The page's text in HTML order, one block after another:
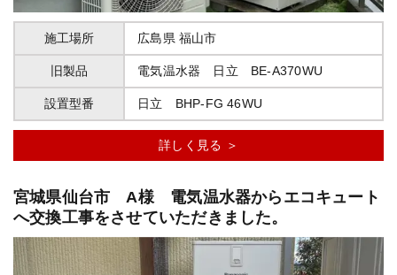
施工場所 広島県 福山市
旧製品 電気温水器 日立 BE-A370WU
設置型番 日立 BHP-FG 46WU
詳しく見る ＞
宮城県仙台市 A様 電気温水器からエコキュート
へ交換工事をさせていただきました。